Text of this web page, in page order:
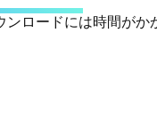
ロードには時間がか